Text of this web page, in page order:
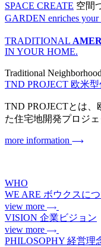
SPACE CREATE 空間
GARDEN enriches your
TRADITIONAL
IN YOUR HOME.
Traditional
TND PROJECT 欧米
TND PROJECTとは
た住宅地開発プロジェ
more information
WHO
WE ARE ボウクスに
view more
VISION 企業ビジョン
view more
PHILOSOPHY 経営理